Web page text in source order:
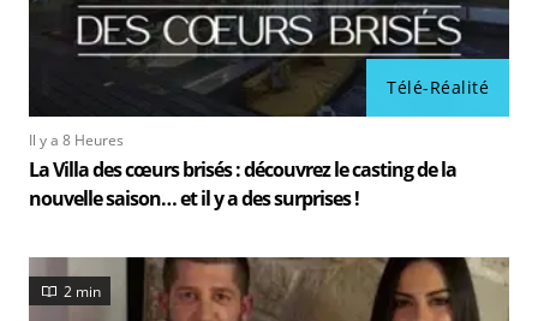
Télé-Réalité
Il y a 8 Heures
La Villa des cœurs brisés : découvrez le casting de la
nouvelle saison… et il y a des surprises !
2 min